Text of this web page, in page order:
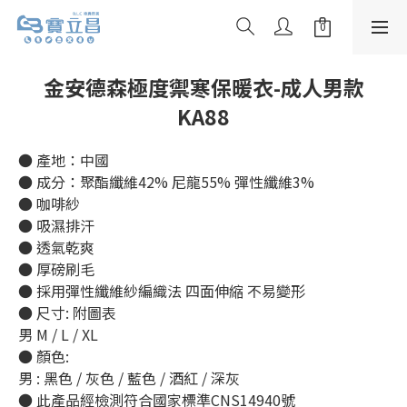
金安德森極度禦寒保暖衣-成人男款
KA88
● 產地：中國
● 成分：聚酯纖維42% 尼龍55% 彈性纖維3%
● 咖啡紗
● 吸濕排汗
● 透氣乾爽
● 厚磅刷毛
● 採用彈性纖維紗編織法 四面伸縮 不易變形
● 尺寸: 附圖表
男 M / L / XL
● 顏色:
男 : 黑色 / 灰色 / 藍色 / 酒紅 / 深灰
● 此產品經檢測符合國家標準CNS14940號